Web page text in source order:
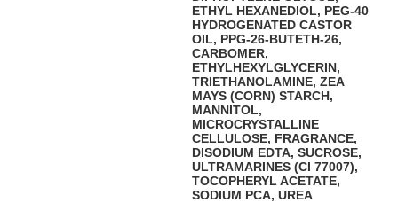
ETHYL HEXANEDIOL, PEG-40
HYDROGENATED CASTOR
OIL, PPG-26-BUTETH-26,
CARBOMER,
ETHYLHEXYLGLYCERIN,
TRIETHANOLAMINE, ZEA
MAYS (CORN) STARCH,
MANNITOL,
MICROCRYSTALLINE
CELLULOSE, FRAGRANCE,
DISODIUM EDTA, SUCROSE,
ULTRAMARINES (CI 77007),
TOCOPHERYL ACETATE,
SODIUM PCA, UREA